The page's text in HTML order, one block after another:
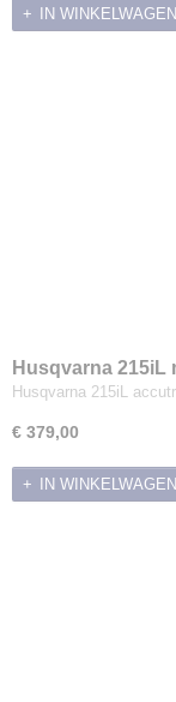
IN WINKELWAGEN
Husqvarna 215iL
Husqvarna 215iL
€ 379,00
IN WINKELWAGEN